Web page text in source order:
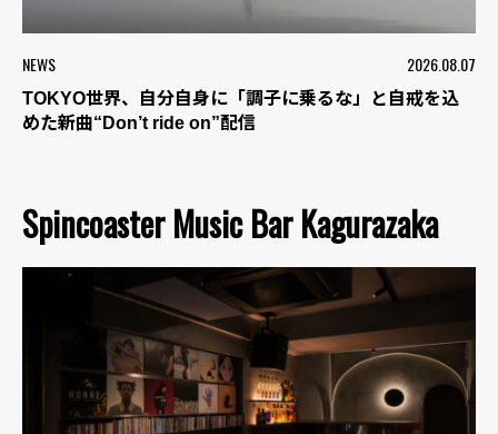
NEWS 2026.08.07
TOKYO世界、自分自身に「調子に乗るな」と自戒を込
めた新曲“Don’t ride on”配信
Spincoaster Music Bar Kagurazaka